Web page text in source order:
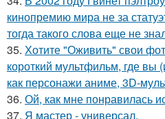
кинопремию мира не за
тогда такого слова еще не
35. Хотите "Оживить" свои
короткий мультфильм, где вы
как персонажи аниме, 3D-
36. Ой, как мне понравилась
37. Я мастер - универсал.